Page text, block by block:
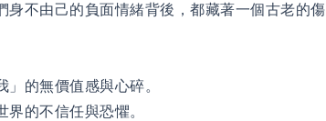
不由己的負面情緒背後，都藏著一個古老的傷
的無價值感與心碎。
的不信任與恐懼。